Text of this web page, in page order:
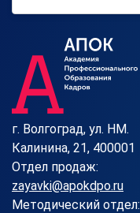
г. Волгоград, ул. HM.
Калинина, 21, 400001
Отдел продаж:
zayavki@apokdpo.ru
Методический отдел: